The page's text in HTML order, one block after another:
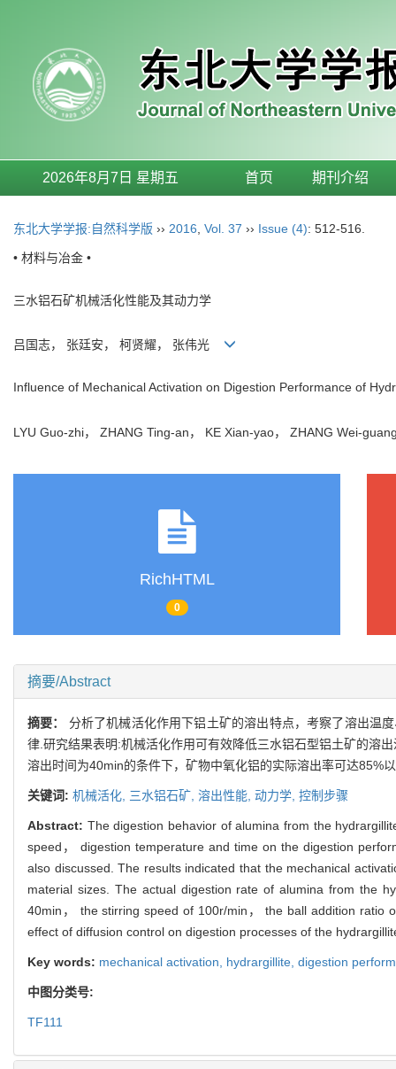
2026年8月7日 星期五 首页 期刊介绍
东北大学学报:自然科学版 ›› 2016 Vol. 37 ›› Issue (4): 512-516.
• 材料与冶金 •
三水铝石矿机械活化性能及其动力学
吕国志， 张廷安， 柯贤耀， 张伟光
Influence of Mechanical Activation on Digestion Performance of
LYU Guo-zhi， ZHANG Ting-an， KE Xian-yao， ZHANG Wei-
RichHTML
0
摘要/Abstract
摘要： 分析了机械活化作用下铝土矿的溶出特点，考察了溶出温
律.研究结果表明:机械活化作用可有效降低三水铝石型铝土矿的
溶出时间为40min的条件下，矿物中氧化铝的实际溶出率可达85%
关键词: 机械活化, 三水铝石矿, 溶出性能, 动力学, 控制步骤
Abstract: The digestion behavior of alumina from the
speed， digestion temperature and time on the digestion
also discussed. The results indicated that the mechanical
material sizes. The actual digestion rate of alumina from the
40min， the stirring speed of 100r/min， the ball addition
effect of diffusion control on digestion processes of the
Key words: mechanical activation, hydrargillite, digestion
中图分类号:
TF111